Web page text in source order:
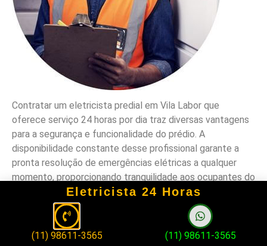
Contratar um eletricista predial em Vila Labor que
oferece serviço 24 horas por dia traz diversas vantagens
para a segurança e funcionalidade do prédio. A
disponibilidade constante desse profissional garante a
pronta resolução de emergências elétricas a qualquer
momento, proporcionando tranquilidade aos ocupantes do
Além disso, o conhecimento da região por parte do
eletricista predial em Vila Labor permite uma resposta
mais rápida a chamados de emergência, conhecendo as
Eletricista 24 Horas
(11) 98611-3565 (11) 98611-3565